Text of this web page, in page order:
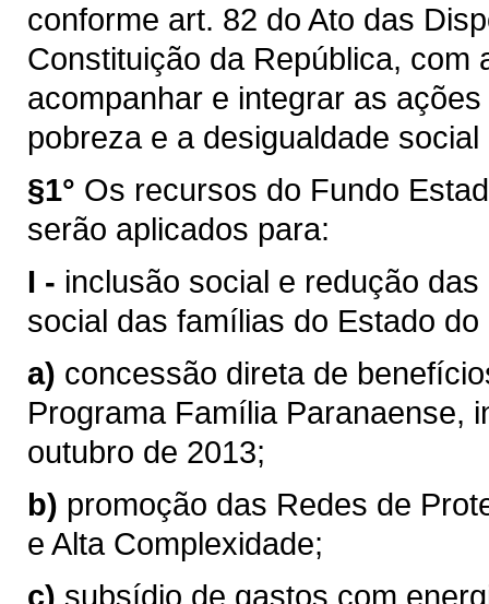
conforme art. 82 do Ato das
Constituição da República, com
acompanhar e integrar as
pobreza e a desigualdade
§1° Os recursos do Fundo
serão aplicados para:
I - inclusão social e redução
social das famílias do Estado
a) concessão direta de
Programa Família Paranaense,
outubro de 2013;
b) promoção das Redes de
e Alta Complexidade;
c) subsídio de gastos com